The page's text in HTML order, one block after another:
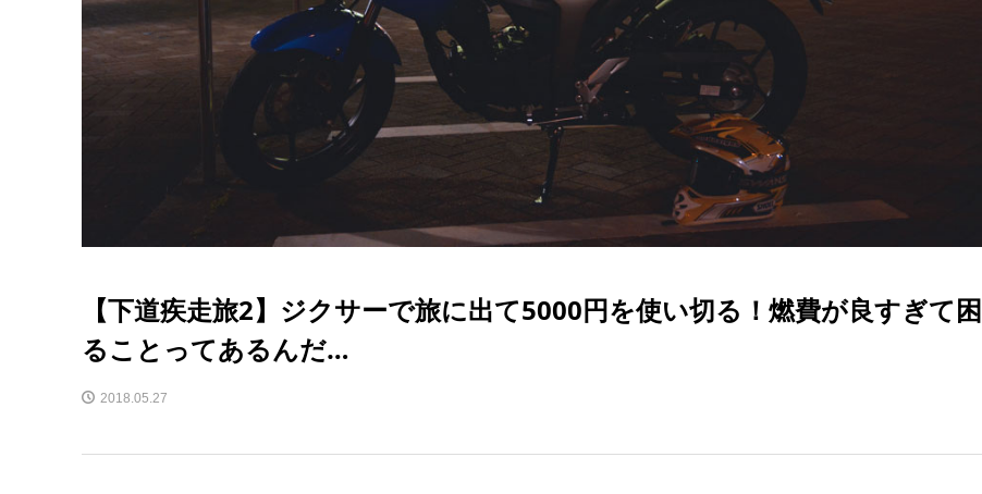
【下道疾走旅2】ジクサーで旅に出て5000円を使い切る！燃費が良すぎて困
ることってあるんだ…
2018.05.27